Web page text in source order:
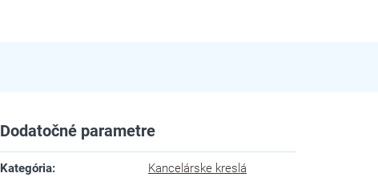
Dodatočné parametre
Kategória: Kancelárske kreslá